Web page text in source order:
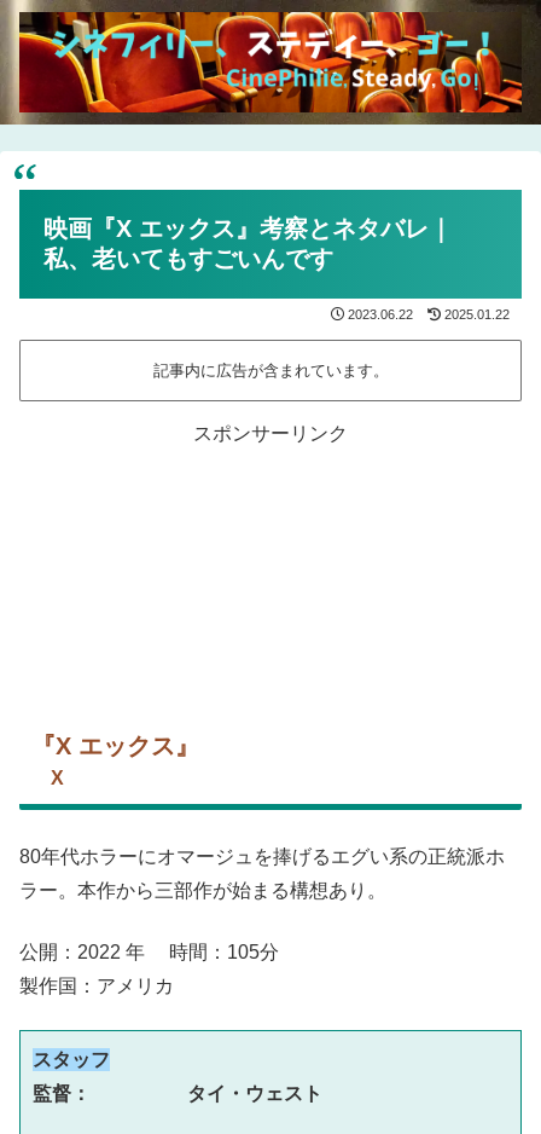
映画『X エックス』考察とネタバレ｜
私、老いてもすごいんです
2023.06.22 2025.01.22
記事内に広告が含まれています。
スポンサーリンク
『X エックス』
X
80年代ホラーにオマージュを捧げるエグい系の正統派ホ
ラー。本作から三部作が始まる構想あり。
公開：2022 年 時間：105分
製作国：アメリカ
スタッフ
監督：　　　　　タイ・ウェスト